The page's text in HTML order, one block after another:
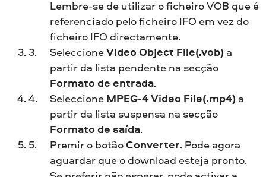
Lembre-se de utilizar o ficheiro VOB que é
referenciado pelo ficheiro IFO em vez do
ficheiro IFO directamente.
SeleccioneVideo Object File(.vob)a
partir da lista pendente na secção
Formato de entrada.
Seleccione MPEG-4 Video File(.mp4)a
partir da lista suspensa na secção
Formato de saída.
Premir o botãoConverter. Pode agora
aguardar que o download esteja pronto.